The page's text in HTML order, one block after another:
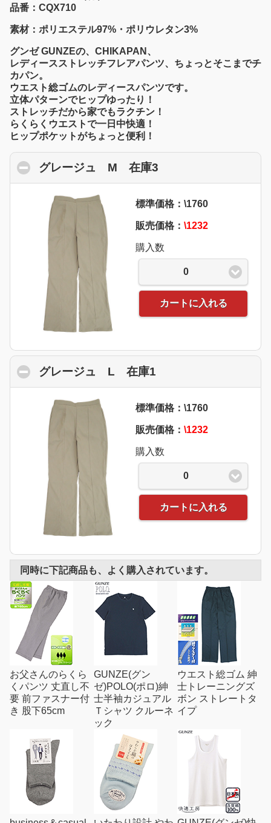
品番：CQX710
素材：ポリエステル97%・ポリウレタン3%
グンゼ GUNZEの、CHIKAPAN、
レディースストレッチフレアパンツ、ちょっとそこまでチ
カパン。
ウエスト総ゴムのレディースパンツです。
立体パターンでヒップゆったり！
ストレッチだから家でもラクチン！
らくらくウエストで一日中快適！
ヒップポケットがちょっと便利！
グレージュ M 在庫3
標準価格：\1760
販売価格： \1232
購入数
0
カートに入れる
グレージュ L 在庫1
標準価格：\1760
販売価格： \1232
購入数
0
カートに入れる
同時に下記商品も、よく購入されています。
お父さんのらくら
くパンツ 丈直し不
要 前ファスナー付
き 股下65cm
GUNZE(グン
ゼ)POLO(ポロ)紳
士半袖カジュアル
Ｔシャツ クルーネ
ック
ウエスト総ゴム 紳
士トレーニングズ
ボン ストレートタ
イプ